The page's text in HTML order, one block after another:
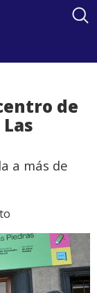
de
a más de